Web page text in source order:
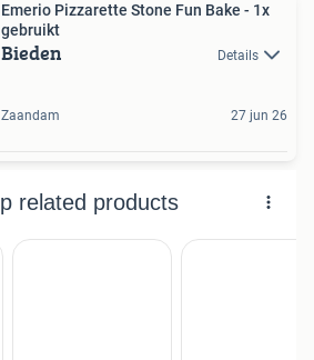
Emerio Pizzarette Stone Fun Bake - 1x
gebruikt
Bieden Details
Zaandam 27 jun 26